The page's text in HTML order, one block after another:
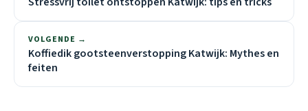
VOLGENDE →
Koffiedik gootsteenverstopping Katwijk: Mythes en
feiten